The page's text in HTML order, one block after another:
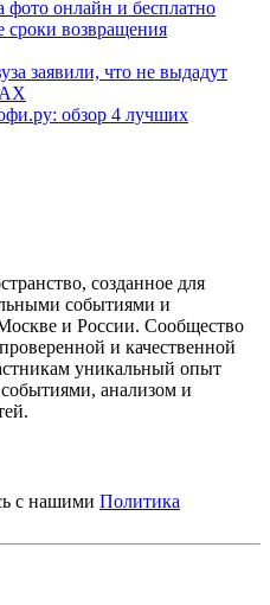
фото онлайн и бесплатно
сроки возвращения
заявили, что не выдадут
обзор 4 лучших
созданное для
событиями и
и России. Сообщество
и качественной
уникальный опыт
анализом и
с нашими Политика